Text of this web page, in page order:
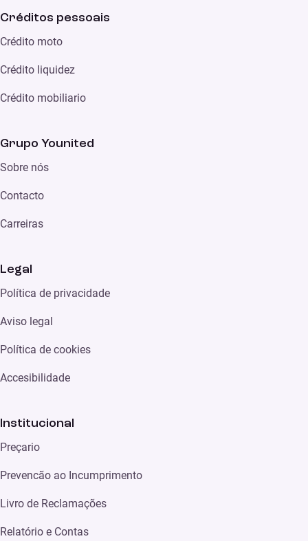
Créditos pessoais
Crédito moto
Crédito liquidez
Crédito mobiliario
Grupo Younited
Sobre nós
Contacto
Carreiras
Legal
Política de privacidade
Aviso legal
Política de cookies
Accesibilidade
Institucional
Preçario
Prevencão ao Incumprimento
Livro de Reclamações
Relatório e Contas